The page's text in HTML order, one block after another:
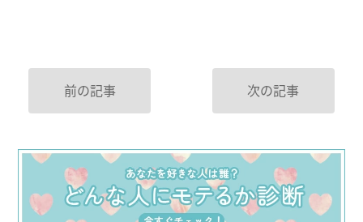
前の記事 次の記事